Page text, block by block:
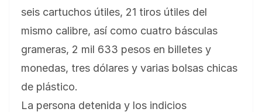
seis cartuchos útiles, 21 tiros útiles del
mismo calibre, así como cuatro básculas
grameras, 2 mil 633 pesos en billetes y
monedas, tres dólares y varias bolsas chicas
de plástico.
La persona detenida y los indicios